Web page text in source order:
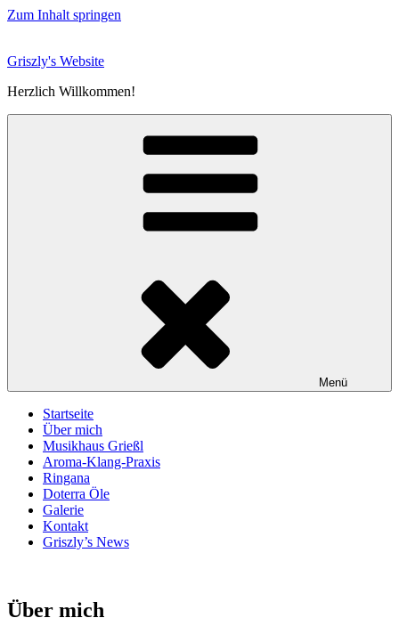
Zum Inhalt springen
Griszly's Website
Herzlich Willkommen!
Menü
Startseite
Über mich
Musikhaus Grießl
Aroma-Klang-Praxis
Ringana
Doterra Öle
Galerie
Kontakt
Griszly’s News
Über mich